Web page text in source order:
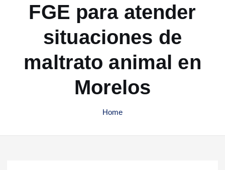
FGE para atender
situaciones de
maltrato animal en
Morelos
Home